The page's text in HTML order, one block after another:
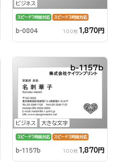
ビジネス
スピード1時間対応 スピード3時間対応
b-0804 100枚 1,870円
ビジネス 大きな文字
b-1157b
スピード1時間対応 スピード3時間対応
b-1157b 100枚 1,870円